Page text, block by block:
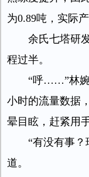
为0.89吨，实际
余氏七塔研
程过半。
“呼……”林婉
小时的流量数据
晕目眩，赶紧用
“有没有事？
道。